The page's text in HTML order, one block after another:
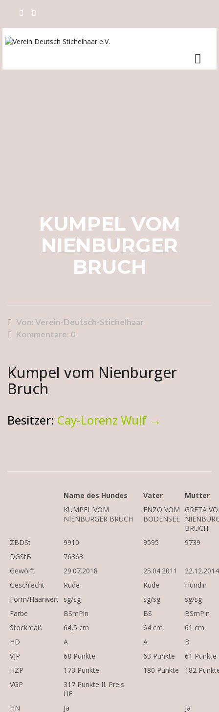
KUMPEL VOM
NIENBURGER
BRUCH
Von: Verein-Deutsch-Stichelhaar
Kommentare: 0
Kumpel vom Nienburger
Bruch
Besitzer: Cay-Lorenz Wulf →
Name des Hundes Vater
Mutter
KUMPEL VOM
NIENBURGER BRUCH
ENZO VOM
BODENSEE
GRETA
BRUCH
ZBDSt
9910 9595
9739
DGStB
76363
Gewölft
29.07.2018 25.04.2011
22.12.2014
Geschlecht
Rüde Rüde
Hündin
Form/Haarwert sg/sg sg/sg
sg/sg
Farbe
BSmPln BS
BSmPln
Stockmaß
64,5 cm 64 cm
61 cm
HD
A A
B
VJP
68 Punkte 63 Punkte
61 Punkte
HZP
173 Punkte 180 Punkte
182
VGP
317 Punkte II. Preis
ÜF
HN
Ja
Ja